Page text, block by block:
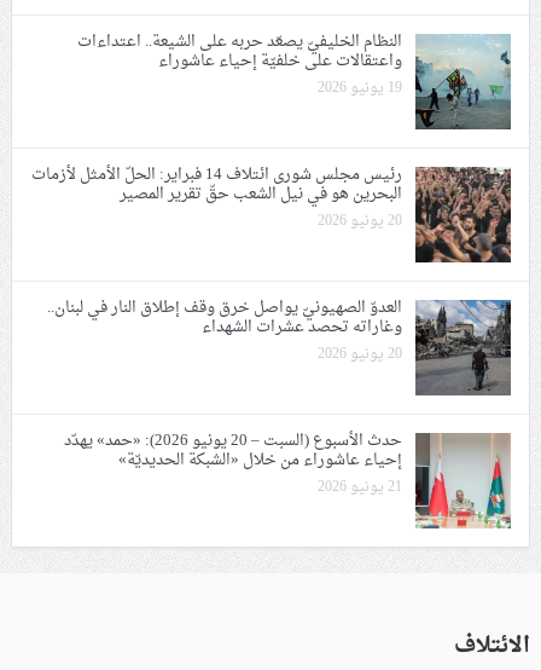
النظام الخليفيّ يصعّد حربه على الشيعة.. اعتداءات
واعتقالات على خلفيّة إحياء عاشوراء
19 يونيو 2026
رئيس مجلس شورى ائتلاف 14 فبراير: الحلّ الأمثل لأزمات
البحرين هو في نيل الشعب حقّ تقرير المصير
20 يونيو 2026
العدوّ الصهيونيّ يواصل خرق وقف إطلاق النار في لبنان..
وغاراته تحصد عشرات الشهداء
20 يونيو 2026
حدث الأسبوع (السبت – 20 يونيو 2026): «حمد» يهدّد
إحياء عاشوراء من خلال «الشبكة الحديديّة»
21 يونيو 2026
الائتلاف